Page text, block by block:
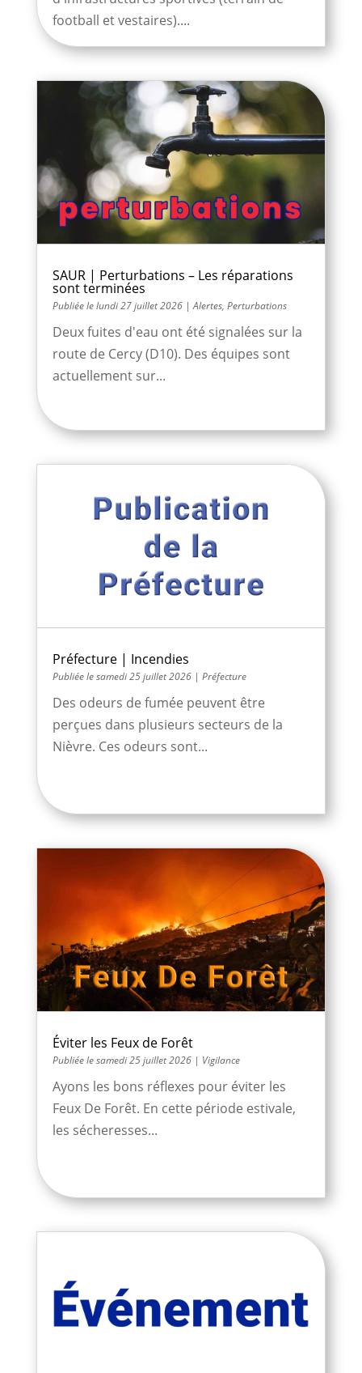
football et vestaires)....
SAUR | Perturbations – Les réparations
sont terminées
lundi 27 juillet 2026|Alertes, Perturbations
Deux fuites d'eau ont été signalées sur la
route de Cercy (D10). Des équipes sont
actuellement sur...
Préfecture | Incendies
samedi 25 juillet 2026| Préfecture
Des odeurs de fumée peuvent être
perçues dans plusieurs secteurs de la
Nièvre. Ces odeurs sont...
Éviter les Feux de Forêt
samedi 25 juillet 2026| Vigilance
Ayons les bons réflexes pour éviter les
Feux De Forêt. En cette période estivale,
les sécheresses...